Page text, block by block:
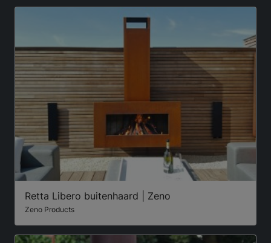
Retta Libero buitenhaard | Zeno
Zeno Products